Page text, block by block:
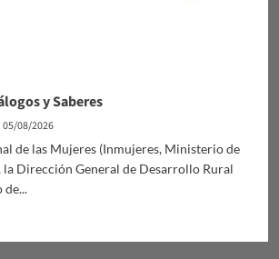
y Saberes
05/08/2026
de las Mujeres (Inmujeres, Ministerio de
la Dirección General de Desarrollo Rural